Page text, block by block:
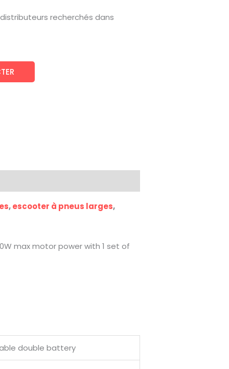
recherchés dans
,escooter à pneus larges,
max motor power with 1 set of
double battery